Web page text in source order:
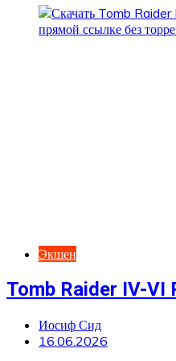
Экшен
Tomb Raider IV-VI
Иосиф Сид
16.06.2026